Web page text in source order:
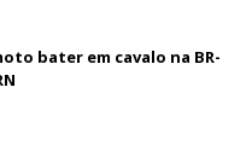
bater em cavalo na BR-